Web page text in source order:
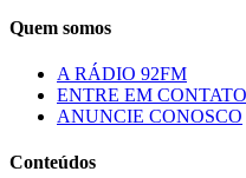
Quem somos
A RÁDIO 92FM
ENTRE EM CONTATO
ANUNCIE CONOSCO
Conteúdos